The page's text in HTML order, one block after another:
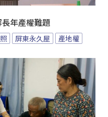
年產權難題
屏東永久屋 產地權